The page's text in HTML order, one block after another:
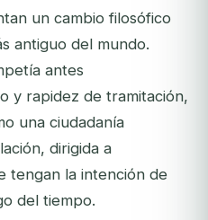
un cambio filosófico
antiguo del mundo.
antes
y rapidez de tramitación,
una ciudadanía
dirigida a
tengan la intención de
del tiempo.